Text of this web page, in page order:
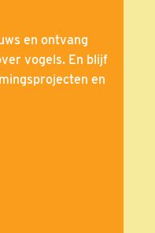
en ontvang
vogels. En blijf
en